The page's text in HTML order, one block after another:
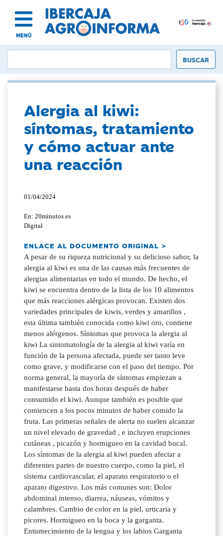
MENÚ
Alergia al kiwi:
síntomas, tratamiento
y cómo actuar ante
una reacción
01/04/2024
En: 20minutos.es
Digital
ENLACE AL DOCUMENTO ORIGINAL >
A pesar de su riqueza nutricional y su delicioso sabor, la
alergia al kiwi es una de las causas más frecuentes de
alergias alimentarias en todo el mundo. De hecho, el
kiwi se encuentra dentro de la lista de los 10 alimentos
que más reacciones alérgicas provocan. Existen dos
variedades principales de kiwis, verdes y amarillos ,
esta última también conocida como kiwi oro, contiene
menos alérgenos. Síntomas que provoca la alergia al
kiwi La sintomatología de la alergia al kiwi varía en
función de la persona afectada, puede ser tanto leve
como grave, y modificarse con el paso del tiempo. Por
norma general, la mayoría de síntomas empiezan a
manifestarse hasta dos horas después de haber
consumido el kiwi. Aunque también es posible que
comiencen a los pocos minutos de haber comido la
fruta. Las primeras señales de alerta no suelen alcanzar
un nivel elevado de gravedad , e incluyen erupciones
cutáneas , picazón y hormigueo en la cavidad bucal.
Los síntomas de la alergia al kiwi pueden afectar a
diferentes partes de nuestro cuerpo, como la piel, el
sistema cardiovascular, el aparato respiratorio o el
aparato digestivo. Los más comunes son: Dolor
abdominal intenso, diarrea, náuseas, vómitos y
calambres. Cambio de color en la piel, urticaria y
picores. Hormigueo en la boca y la garganta.
Entumecimiento de la lengua y los labios Garganta